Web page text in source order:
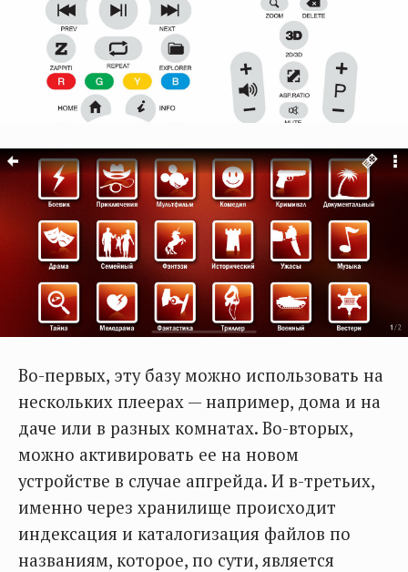
Во-первых, эту базу можно использовать на
нескольких плеерах — например, дома и на
даче или в разных комнатах. Во-вторых,
можно активировать ее на новом
устройстве в случае апгрейда. И в-третьих,
именно через хранилище происходит
индексация и каталогизация файлов по
названиям, которое, по сути, является